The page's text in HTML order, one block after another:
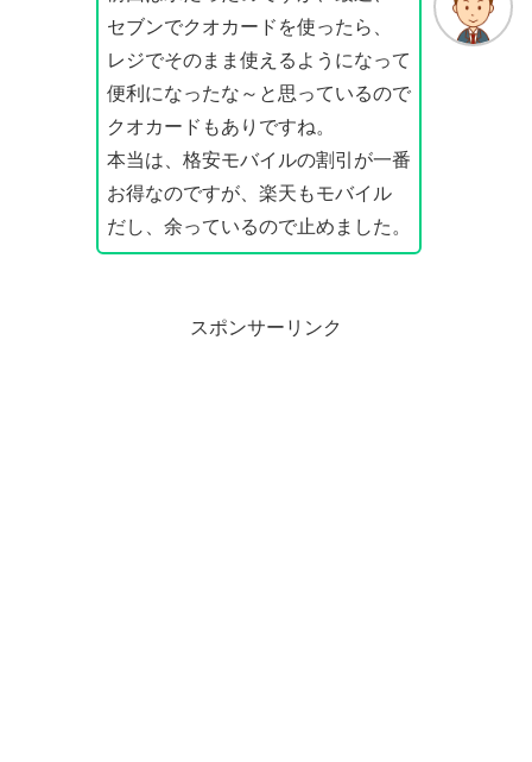
セブンでクオカードを使ったら、
レジでそのまま使えるようになって
便利になったな～と思っているので
クオカードもありですね。
本当は、格安モバイルの割引が一番
お得なのですが、楽天もモバイル
だし、余っているので止めました。
スポンサーリンク